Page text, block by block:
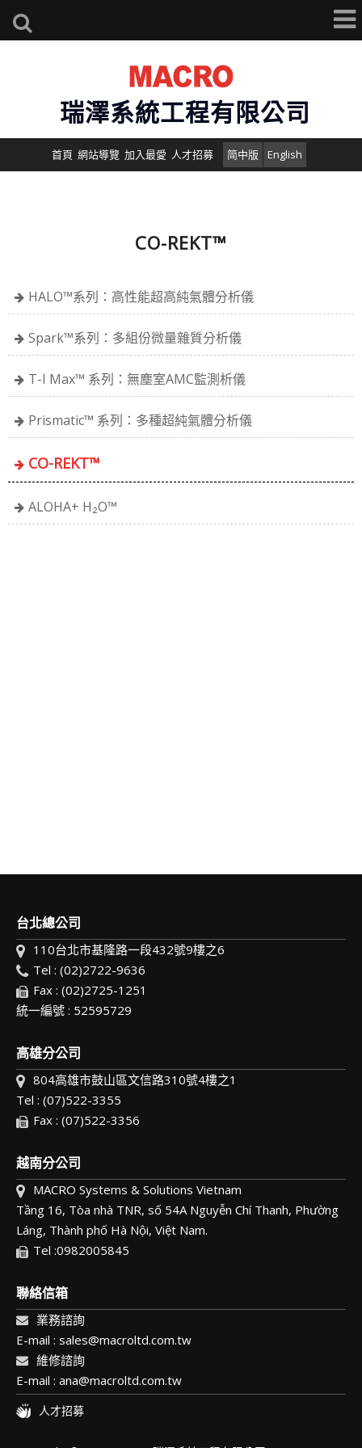
瑞澤系統工程有限公司
首頁 網站導覽 加入最愛 人才招募 简中版 English
CO-REKT™
HALO™系列：高性能超高純氣體分析儀
Spark™系列：多組份微量雜質分析儀
T-I Max™ 系列：無塵室AMC監測析儀
Prismatic™ 系列：多種超純氣體分析儀
CO-REKT™
ALOHA+ H₂O™
台北總公司
110台北市基隆路一段432號9樓之6
Tel : (02)2722-9636
Fax : (02)2725-1251
統一編號 : 52595729
高雄分公司
804高雄市鼓山區文信路310號4樓之1
Tel : (07)522-3355
Fax : (07)522-3356
越南分公司
MACRO Systems & Solutions Vietnam
Tầng 16, Tòa nhà TNR, số 54A Nguyễn Chí Thanh, Phường
Láng, Thành phố Hà Nội, Việt Nam.
Tel :0982005845
聯絡信箱
業務諮詢
E-mail : sales@macroltd.com.tw
維修諮詢
E-mail : ana@macroltd.com.tw
人才招募